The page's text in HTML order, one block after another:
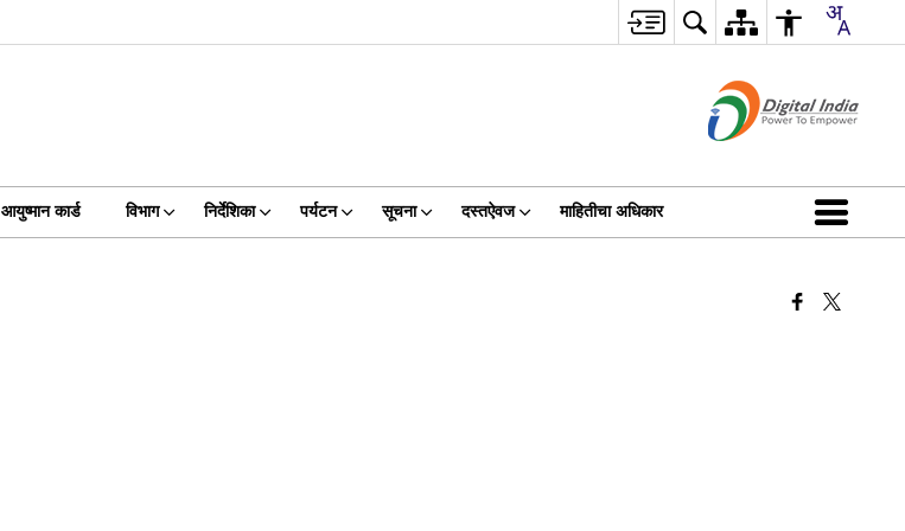
आयुष्मान कार्ड विभाग निर्देशिका पर्यटन सूचना दस्तऐवज माहितीचा अधिकार